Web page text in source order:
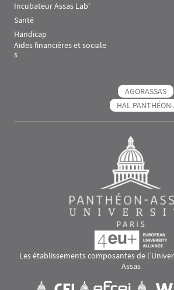
Incubateur Assas Lab'
Santé
Handicap
Aides financières et sociale
s
AGORASSAS
HAL
Les établissements composantes de
Assas
Visuel svgVisuel svg Visuel svg